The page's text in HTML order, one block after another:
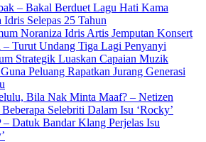
– Bakal Berduet Lagu Hati Kama
Selepas 25 Tahun
Noraniza Idris Artis Jemputan Konsert
– Turut Undang Tiga Lagi Penyanyi
Strategik Luaskan Capaian Muzik
Peluang Rapatkan Jurang Generasi
Bila Nak Minta Maaf? – Netizen
Selebriti Dalam Isu ‘Rocky’
– Datuk Bandar Klang Perjelas Isu